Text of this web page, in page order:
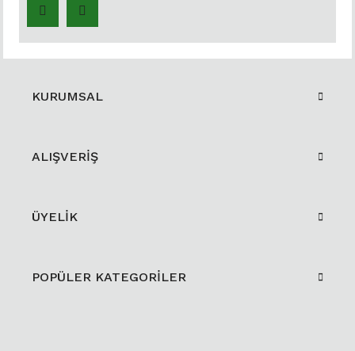
KURUMSAL
ALIŞVERİŞ
ÜYELİK
POPÜLER KATEGORİLER